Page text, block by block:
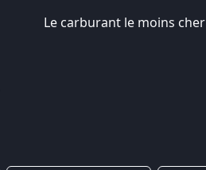
Le carburant le moins cher